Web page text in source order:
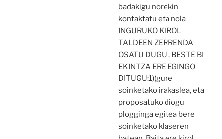
badakigu norekin
kontaktatu eta nola
INGURUKO KIROL
TALDEEN ZERRENDA
OSATU DUGU . BESTE BI
EKINTZA ERE EGINGO
DITUGU:1)(gure
soinketako irakaslea, eta
proposatuko diogu
plogginga egitea bere
soinketako klaseren